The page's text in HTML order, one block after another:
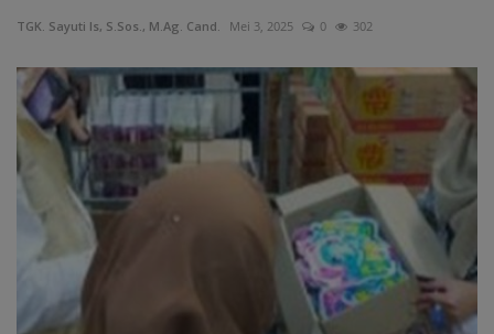
TGK. Sayuti Is, S.Sos., M.Ag. Cand. Mei 3, 2025 0 302